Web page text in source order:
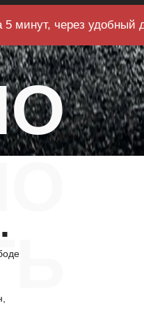
5 минут, через удобный